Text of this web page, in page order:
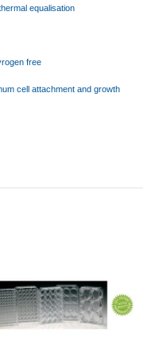
equalisation
free
cell attachment and growth